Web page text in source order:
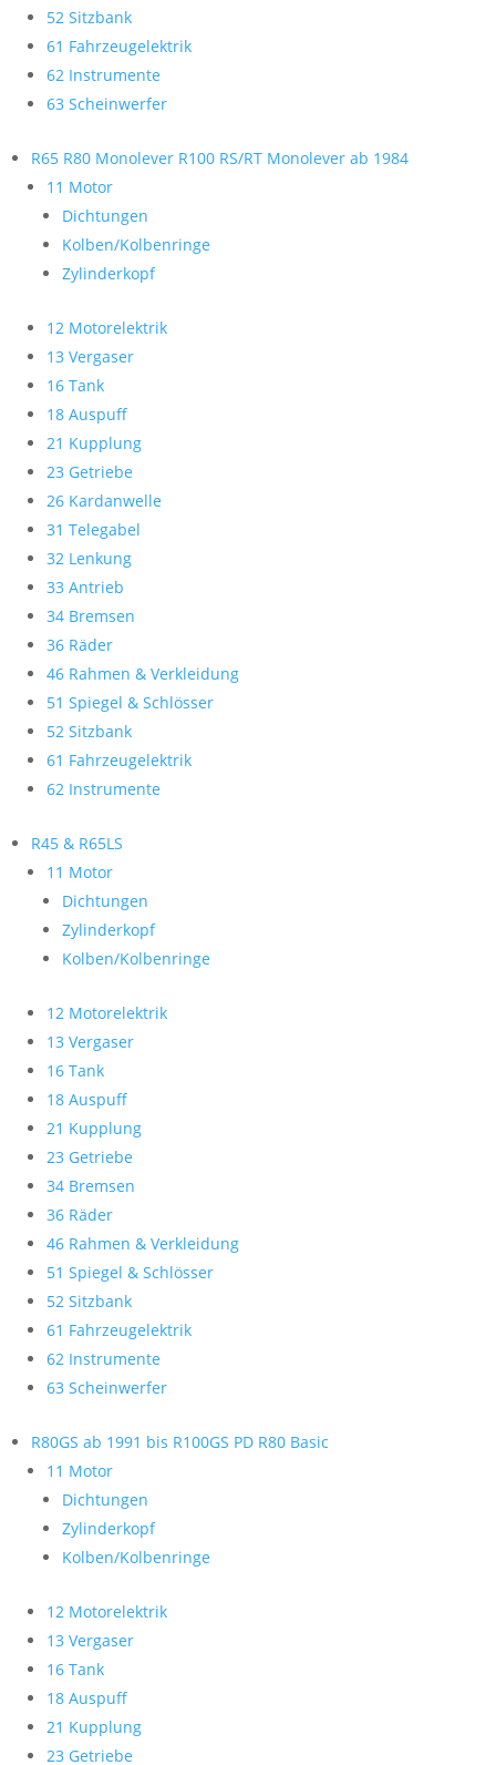
52 Sitzbank
61 Fahrzeugelektrik
62 Instrumente
63 Scheinwerfer
R65 R80 Monolever R100 RS/RT Monolever ab 1984
11 Motor
Dichtungen
Kolben/Kolbenringe
Zylinderkopf
12 Motorelektrik
13 Vergaser
16 Tank
18 Auspuff
21 Kupplung
23 Getriebe
26 Kardanwelle
31 Telegabel
32 Lenkung
33 Antrieb
34 Bremsen
36 Räder
46 Rahmen & Verkleidung
51 Spiegel & Schlösser
52 Sitzbank
61 Fahrzeugelektrik
62 Instrumente
R45 & R65LS
11 Motor
Dichtungen
Zylinderkopf
Kolben/Kolbenringe
12 Motorelektrik
13 Vergaser
16 Tank
18 Auspuff
21 Kupplung
23 Getriebe
34 Bremsen
36 Räder
46 Rahmen & Verkleidung
51 Spiegel & Schlösser
52 Sitzbank
61 Fahrzeugelektrik
62 Instrumente
63 Scheinwerfer
R80GS ab 1991 bis R100GS PD R80 Basic
11 Motor
Dichtungen
Zylinderkopf
Kolben/Kolbenringe
12 Motorelektrik
13 Vergaser
16 Tank
18 Auspuff
21 Kupplung
23 Getriebe